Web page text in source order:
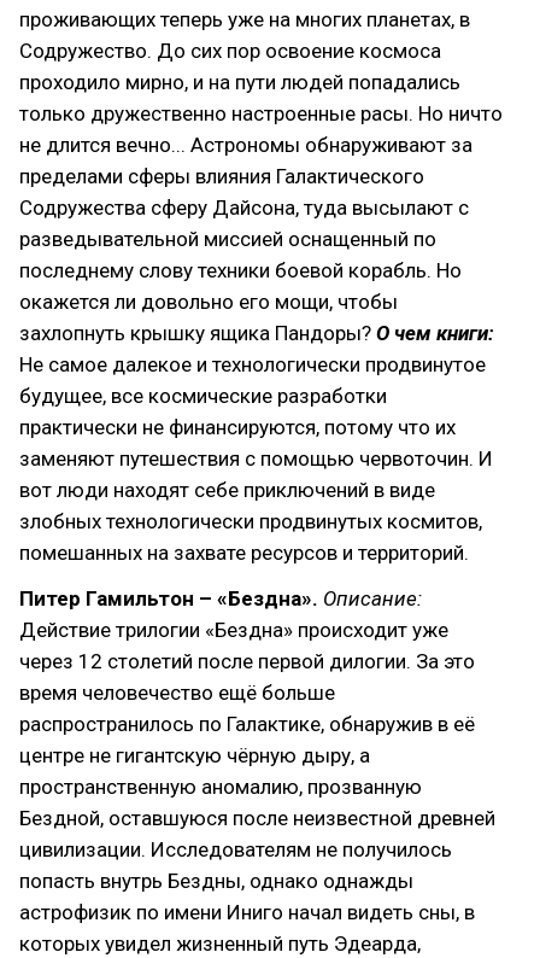
проживающих теперь уже на многих планетах, в
Содружество. До сих пор освоение космоса
проходило мирно, и на пути людей попадались
только дружественно настроенные расы. Но ничто
не длится вечно... Астрономы обнаруживают за
пределами сферы влияния Галактического
Содружества сферу Дайсона, туда высылают с
разведывательной миссией оснащенный по
последнему слову техники боевой корабль. Но
окажется ли довольно его мощи, чтобы
захлопнуть крышку ящика Пандоры? О чем книги:
Не самое далекое и технологически продвинутое
будущее, все космические разработки
практически не финансируются, потому что их
заменяют путешествия с помощью червоточин. И
вот люди находят себе приключений в виде
злобных технологически продвинутых космитов,
помешанных на захвате ресурсов и территорий.
Питер Гамильтон – «Бездна». Описание:
Действие трилогии «Бездна» происходит уже
через 12 столетий после первой дилогии. За это
время человечество ещё больше
распространилось по Галактике, обнаружив в её
центре не гигантскую чёрную дыру, а
пространственную аномалию, прозванную
Бездной, оставшуюся после неизвестной древней
цивилизации. Исследователям не получилось
попасть внутрь Бездны, однако однажды
астрофизик по имени Иниго начал видеть сны, в
которых увидел жизненный путь Эдеарда,